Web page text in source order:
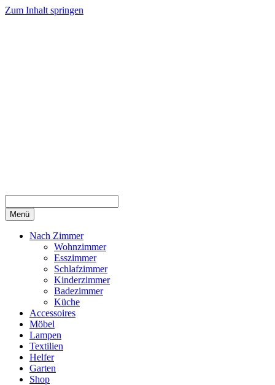
Zum Inhalt springen
Menü
Nach Zimmer
Wohnzimmer
Esszimmer
Schlafzimmer
Kinderzimmer
Badezimmer
Küche
Accessoires
Möbel
Lampen
Textilien
Helfer
Garten
Shop